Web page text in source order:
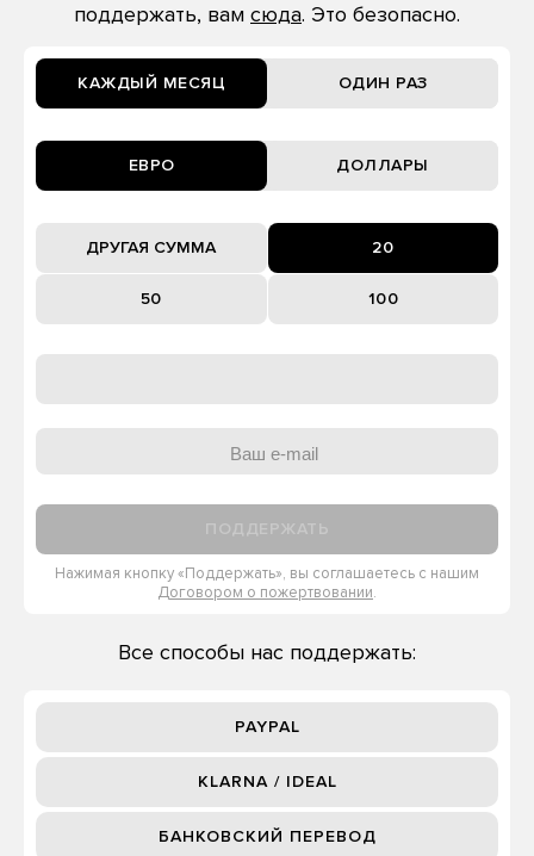
поддержать, вам сюда. Это безопасно.
КАЖДЫЙ МЕСЯЦ ОДИН РАЗ
ЕВРО ДОЛЛАРЫ
20
50 100
Нажимая кнопку «Поддержать», вы соглашаетесь с нашим
Договором о пожертвовании.
Все способы нас поддержать:
PAYPAL
KLARNA / IDEAL
БАНКОВСКИЙ ПЕРЕВОД